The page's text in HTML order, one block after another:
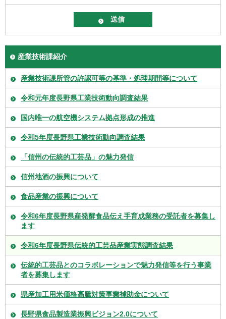
産業技術課紹介
産業技術課所管の許認可等の基準・処理期間等について
令和元年度長野県工業技術動向調査結果
国内唯一の航空機システム拠点形成の推進
令和5年度長野県工業技術動向調査結果
「信州の伝統的工芸品」の魅力発信
信州地酒の振興について
食品産業の振興について
令和6年度長野県産発酵食品伝え手育成業務の受託者を募集し
ます
令和6年度長野県伝統的工芸品産業実態調査結果
伝統的工芸品とのコラボレーションで魅力発信等を行う事業
者を募集します
県産加工用米価格高騰対策事業補助金について
長野県食品製造業振興ビジョン2.0について